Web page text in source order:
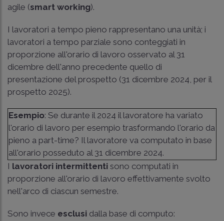
agile (smart working).
I lavoratori a tempo pieno rappresentano una unità; i
lavoratori a tempo parziale sono conteggiati in
proporzione all'orario di lavoro osservato al 31
dicembre dell'anno precedente quello di
presentazione del prospetto (31 dicembre 2024, per il
prospetto 2025).
Esempio: Se durante il 2024 il lavoratore ha variato
l'orario di lavoro per esempio trasformando l'orario da
pieno a part-time? Il lavoratore va computato in base
all'orario posseduto al 31 dicembre 2024.
I lavoratori intermittenti sono computati in
proporzione all'orario di lavoro effettivamente svolto
nell'arco di ciascun semestre.
Sono invece esclusi dalla base di computo: